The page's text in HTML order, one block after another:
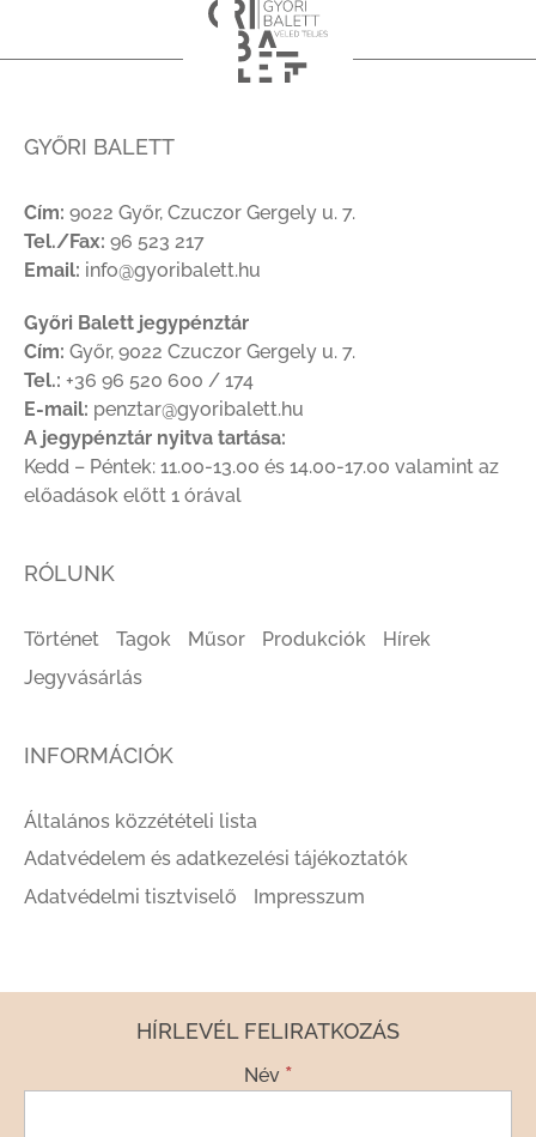
GYŐRI BALETT
Cím: 9022 Győr, Czuczor Gergely u. 7.
Tel./Fax: 96 523 217
Email: info@gyoribalett.hu
Győri Balett jegypénztár
Cím: Győr, 9022 Czuczor Gergely u. 7.
Tel.: +36 96 520 600 / 174
E-mail: penztar@gyoribalett.hu
A jegypénztár nyitva tartása:
Kedd – Péntek: 11.00-13.00 és 14.00-17.00 valamint az
előadások előtt 1 órával
RÓLUNK
Történet Tagok Műsor Produkciók
Hírek
Jegyvásárlás
INFORMÁCIÓK
Általános közzétételi lista
Adatvédelem és adatkezelési tájékoztatók
Adatvédelmi tisztviselő
Impresszum
HÍRLEVÉL FELIRATKOZÁS
Név *